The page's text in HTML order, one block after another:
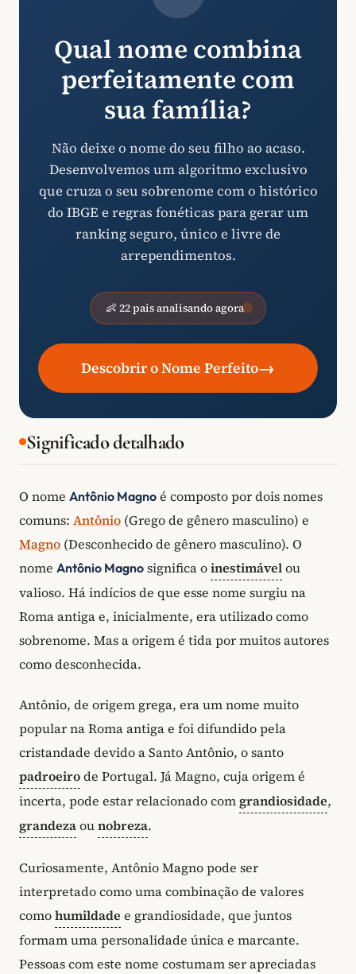
Qual nome combina
perfeitamente com
sua família?
Não deixe o nome do seu filho ao acaso.
Desenvolvemos um algoritmo exclusivo
que cruza o seu sobrenome com o histórico
do IBGE e regras fonéticas para gerar um
ranking seguro, único e livre de
arrependimentos.
👶 22 pais analisando agora
Descobrir o Nome Perfeito→
Significado detalhado
O nome Antônio Magno é composto por dois nomes
comuns: Antônio (Grego de gênero masculino) e
Magno (Desconhecido de gênero masculino). O
nome Antônio Magno significa oinestimávelou
valioso. Há indícios de que esse nome surgiu na
Roma antiga e, inicialmente, era utilizado como
sobrenome. Mas a origem é tida por muitos autores
como desconhecida.
Antônio, de origem grega, era um nome muito
popular na Roma antiga e foi difundido pela
cristandade devido a Santo Antônio, o santo
padroeirode Portugal. Já Magno, cuja origem é
incerta, pode estar relacionado comgrandiosidade,
grandezaounobreza.
Curiosamente, Antônio Magno pode ser
interpretado como uma combinação de valores
comohumildade e grandiosidade, que juntos
formam uma personalidade única e marcante.
Pessoas com este nome costumam ser apreciadas